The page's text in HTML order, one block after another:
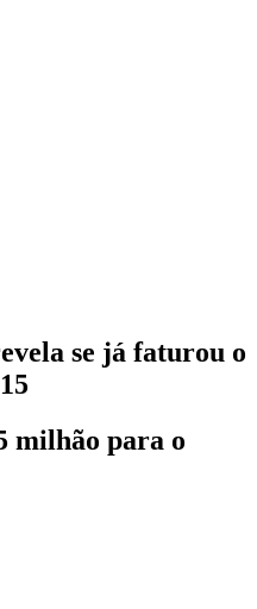
se já faturou o
milhão para o